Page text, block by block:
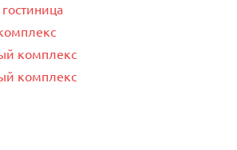
комплекс
комплекс